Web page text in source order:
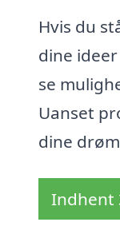
Hvis du
dine
se
Uanset
dine
Indhent